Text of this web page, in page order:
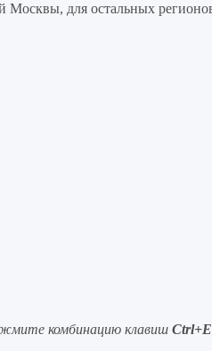
Москвы, для остальных
комбинацию клавиш